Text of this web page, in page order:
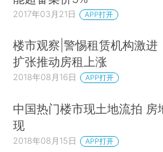
2017年03月21日 APP打开
楼市观察|警惕租赁机构激进
扩张推动房租上涨
2018年08月16日 APP打开
中国热门楼市现土地流拍 房
现
2018年08月15日 APP打开